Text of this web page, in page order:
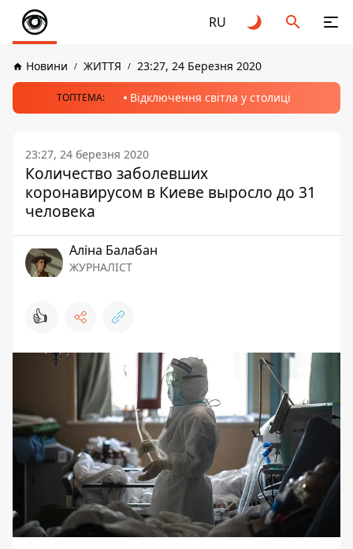
RU
Новини ЖИТТЯ 23:27, 24 Березня 2020
ТОПТЕМА: Відключення світла у столиці
23:27, 24 березня 2020
Количество заболевших
коронавирусом в Киеве выросло до 31
человека
Аліна Балабан
ЖУРНАЛІСТ
👍